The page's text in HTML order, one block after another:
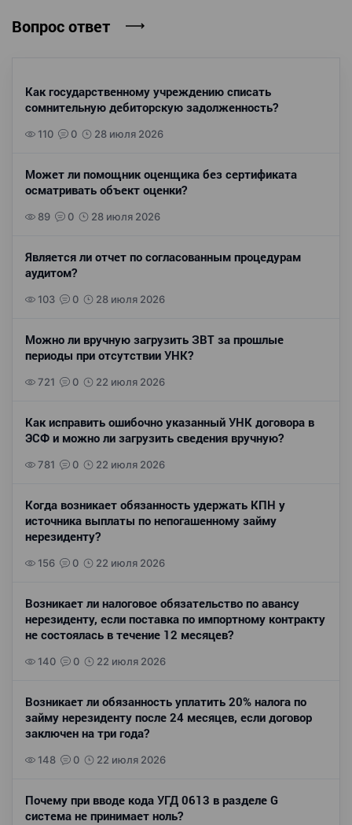
Вопрос ответ
Как государственному учреждению списать
сомнительную дебиторскую задолженность?
110 0 28 июля 2026
Может ли помощник оценщика без сертификата
осматривать объект оценки?
89 0 28 июля 2026
Является ли отчет по согласованным процедурам
аудитом?
103 0 28 июля 2026
Можно ли вручную загрузить ЗВТ за прошлые
периоды при отсутствии УНК?
721 0 22 июля 2026
Как исправить ошибочно указанный УНК договора в
ЭСФ и можно ли загрузить сведения вручную?
781 0 22 июля 2026
Когда возникает обязанность удержать КПН у
источника выплаты по непогашенному займу
нерезиденту?
156 0 22 июля 2026
Возникает ли налоговое обязательство по авансу
нерезиденту, если поставка по импортному контракту
не состоялась в течение 12 месяцев?
140 0 22 июля 2026
Возникает ли обязанность уплатить 20% налога по
займу нерезиденту после 24 месяцев, если договор
заключен на три года?
148 0 22 июля 2026
Почему при вводе кода УГД 0613 в разделе G
система не принимает ноль?